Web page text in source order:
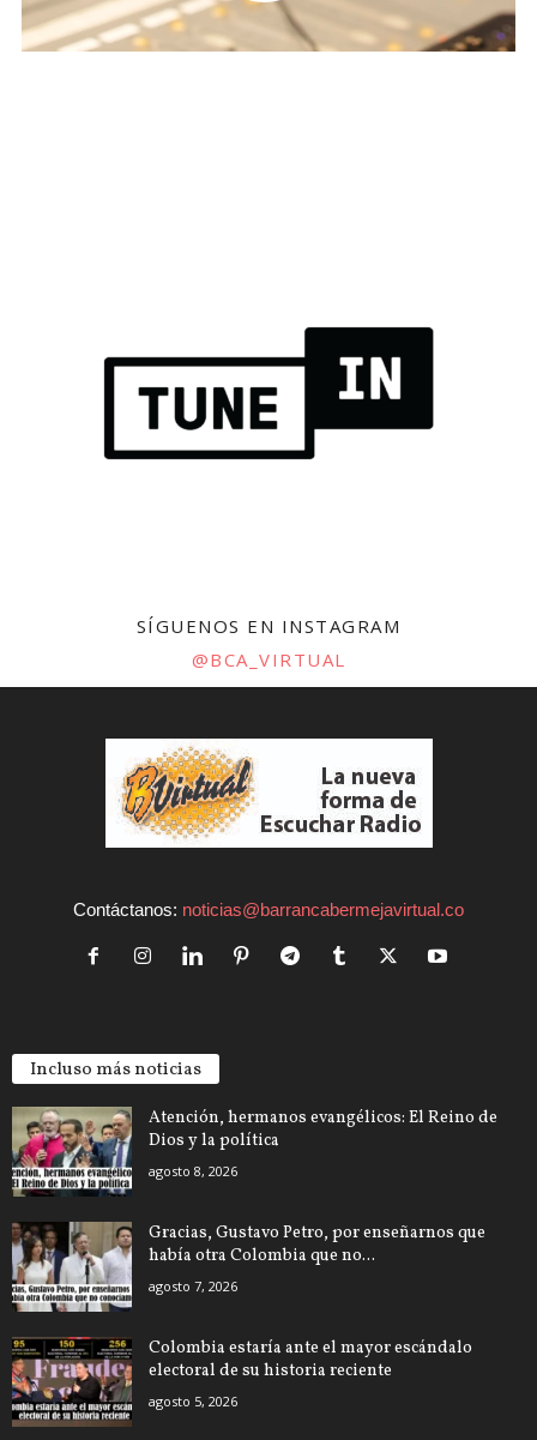
SÍGUENOS EN INSTAGRAM
@BCA_VIRTUAL
Contáctanos: noticias@barrancabermejavirtual.co
Incluso más noticias
Atención, hermanos evangélicos: El Reino de
Dios y la política
agosto 8, 2026
Gracias, Gustavo Petro, por enseñarnos que
había otra Colombia que no...
agosto 7, 2026
Colombia estaría ante el mayor escándalo
electoral de su historia reciente
agosto 5, 2026